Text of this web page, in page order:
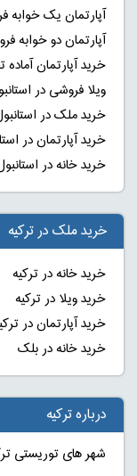
آپارتمان یک خوابه
آپارتمان دو خوابه
خرید آپارتمان
ویلا فروشی در
خرید ملک در
خرید آپارتمان در
خرید خانه در
خرید ملک در ترکیه
خرید خانه در ترکیه
خرید ویلا در ترکیه
خرید آپارتمان در
خرید خانه در بلک
درباره ترکیه
شهر های توریستی